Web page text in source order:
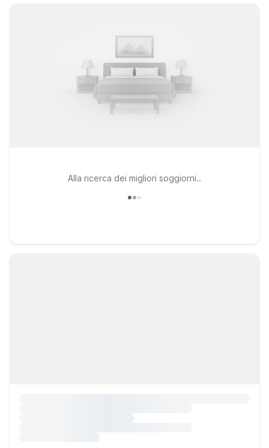
Alla ricerca dei migliori soggiorni..